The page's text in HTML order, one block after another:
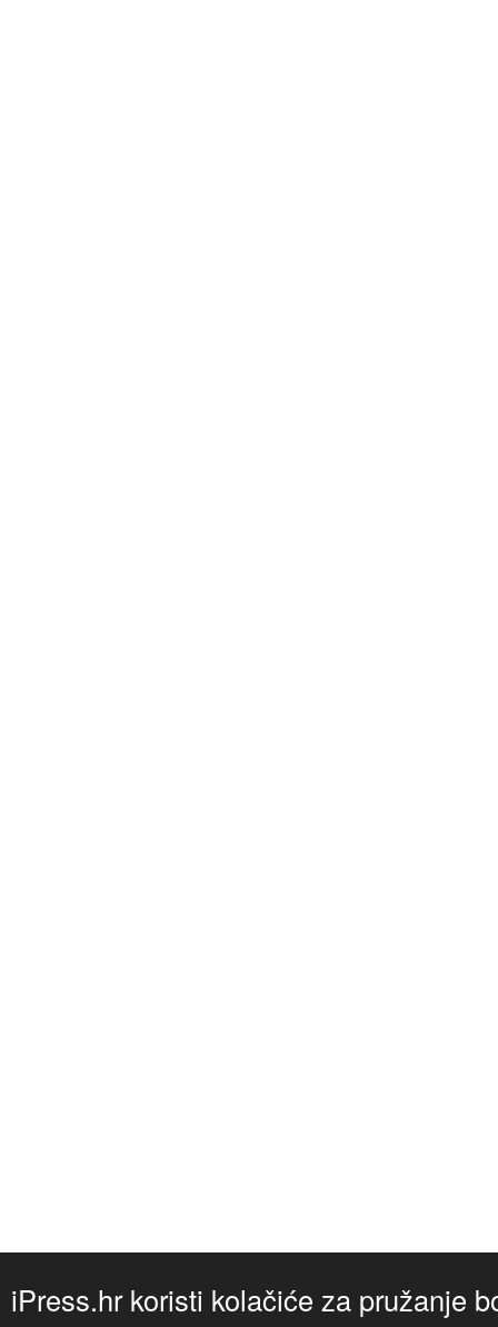
iPress.hr koristi kolačiće za pružanje